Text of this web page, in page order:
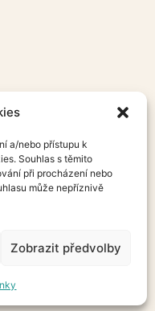
a/nebo přístupu k
Souhlas s těmito
při procházení nebo
může nepříznivě
Zobrazit předvolby